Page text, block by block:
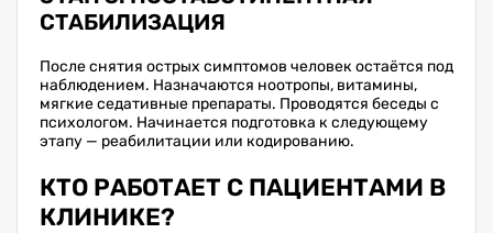
СТАБИЛИЗАЦИЯ
После снятия острых симптомов человек остаётся под
наблюдением. Назначаются ноотропы, витамины,
мягкие седативные препараты. Проводятся беседы с
психологом. Начинается подготовка к следующему
этапу — реабилитации или кодированию.
КТО РАБОТАЕТ С ПАЦИЕНТАМИ В
КЛИНИКЕ?